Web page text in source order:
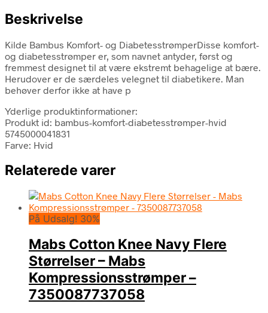
Beskrivelse
Kilde Bambus Komfort- og DiabetesstrømperDisse komfort-
og diabetesstrømper er, som navnet antyder, først og
fremmest designet til at være ekstremt behagelige at bære.
Herudover er de særdeles velegnet til diabetikere. Man
behøver derfor ikke at have p
Yderlige produktinformationer:
Produkt id: bambus-komfort-diabetesstrømper-hvid
5745000041831
Farve: Hvid
Relaterede varer
På Udsalg! 30%
Mabs Cotton Knee Navy Flere
Størrelser – Mabs
Kompressionsstrømper –
7350087737058